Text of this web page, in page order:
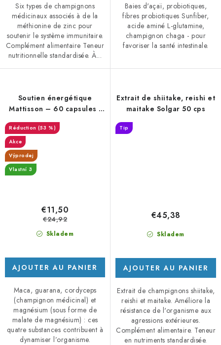
Six types de champignons
médicinaux associés à de la
méthionine de zinc pour
soutenir le système immunitaire.
Complément alimentaire Teneur
nutritionnelle standardisée. À...
Baies d'açaï, probiotiques,
fibres probiotiques Sunfiber,
acide aminé L-glutamine,
champignon chaga - pour
favoriser la santé intestinale.
Soutien énergétique
Mattisson – 60 capsules -
(53 %)
Akce
Výprodej
Vlastní 3
Skladem
€11,50
€24,92
AJOUTER AU PANIER
Maca, guarana, cordyceps
(champignon médicinal) et
magnésium (sous forme de
malate de magnésium) : ces
quatre substances contribuent à
dynamiser l’organisme.
Extrait de shiitake, reishi et
maitake Solgar 50 cps
Tip
Skladem
€45,38
AJOUTER AU PANIER
Extrait de champignons shiitake,
reishi et maitake. Améliore la
résistance de l'organisme aux
agressions extérieures.
Complément alimentaire. Teneur
en nutriments standardisée.